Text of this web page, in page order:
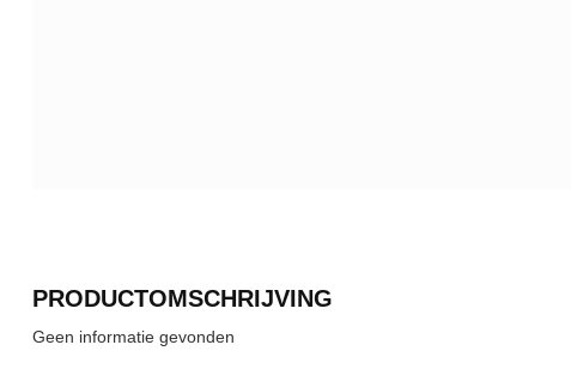
PRODUCTOMSCHRIJVING
Geen informatie gevonden